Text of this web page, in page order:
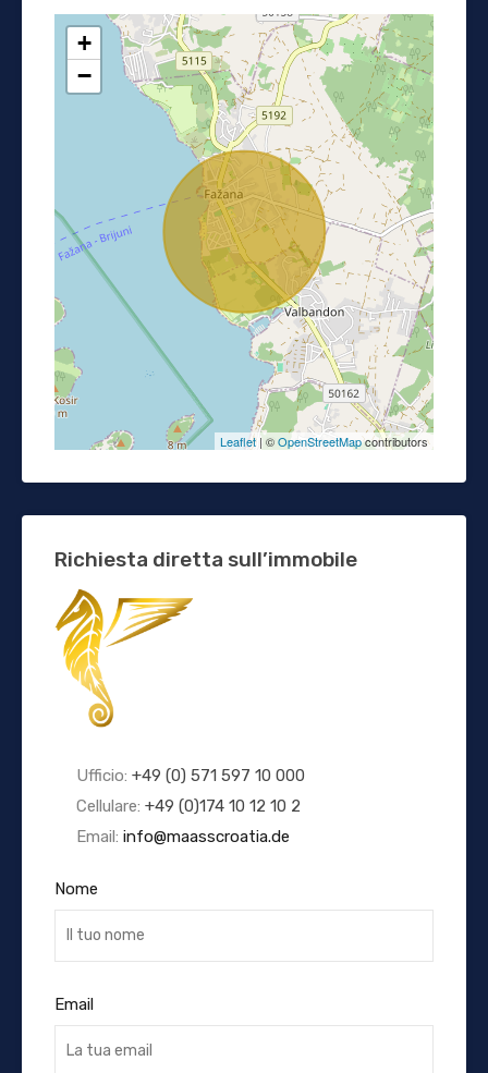
+
−
Leaflet| ©OpenStreetMapcontributors
Richiesta diretta sull’immobile
Ufficio: +49 (0) 571 597 10 000
Cellulare: +49 (0)174 10 12 10 2
Email: info@maasscroatia.de
Nome
Email